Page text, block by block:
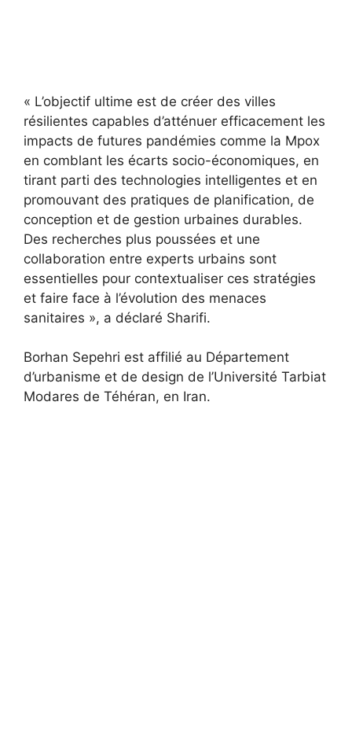
« L’objectif ultime est de créer des villes
résilientes capables d’atténuer efficacement les
impacts de futures pandémies comme la Mpox
en comblant les écarts socio-économiques, en
tirant parti des technologies intelligentes et en
promouvant des pratiques de planification, de
conception et de gestion urbaines durables.
Des recherches plus poussées et une
collaboration entre experts urbains sont
essentielles pour contextualiser ces stratégies
et faire face à l’évolution des menaces
sanitaires », a déclaré Sharifi.
Borhan Sepehri est affilié au Département
d’urbanisme et de design de l’Université Tarbiat
Modares de Téhéran, en Iran.